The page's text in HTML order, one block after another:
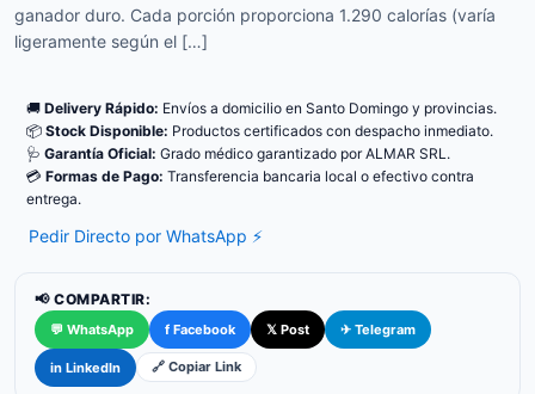
ganador duro. Cada porción proporciona 1.290 calorías (varía
ligeramente según el […]
🚚 Delivery Rápido: Envíos a domicilio en Santo Domingo y provincias.
📦 Stock Disponible: Productos certificados con despacho inmediato.
🩺 Garantía Oficial: Grado médico garantizado por ALMAR SRL.
💳 Formas de Pago: Transferencia bancaria local o efectivo contra
entrega.
Pedir Directo por WhatsApp ⚡
📢 COMPARTIR:
💬 WhatsApp f Facebook 𝕏 Post ✈ Telegram
in LinkedIn 🔗 Copiar Link